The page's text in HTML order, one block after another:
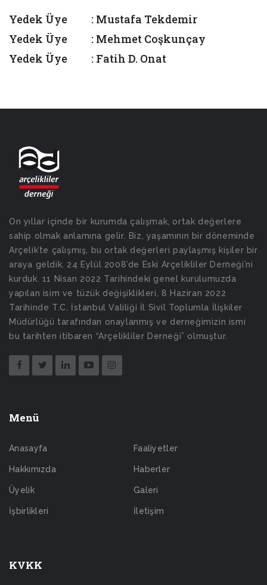
Yedek Üye : Mustafa Tekdemir
Yedek Üye : Mehmet Coşkunçay
Yedek Üye : Fatih D. Onat
On yıllar içinde bir kurumda çalışmak, ortak değerlere
sahip olmak anlamına gelir. Biz, yaşamının bir döneminde
Arçelik’te çalışmış, bu ortak değerleri paylaşmış kişiler bir
araya geldik. 24 Eylül 2008’de Eski Arçelikliler Derneği’ni
kurduk. 11 Nisan 2022 Tarihindeki genel kurulumuzda
yapılan isim ve tüzük değişiklikleri, 8 Haziran 2022
Tarihinde T.C. İstanbul Valiliği İl Sivil Toplumla İlişkiler
Müdürlüğü tarafından onaylanmış ve derneğimizin ismi
bu tarihten itibaren “Arçelikliler Derneği” olmuştur.
Menü
Anasayfa
Hakkımızda
Üyelik
İşbirlikleri
Faaliyetler
Haberler
Galeri
İletişim
KVKK